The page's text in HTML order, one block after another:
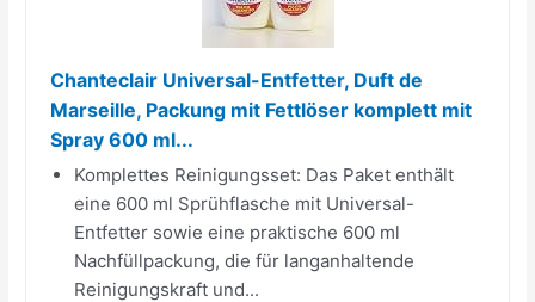
Chanteclair Universal-Entfetter, Duft de
Marseille, Packung mit Fettlöser komplett mit
Spray 600 ml...
Komplettes Reinigungsset: Das Paket enthält
eine 600 ml Sprühflasche mit Universal-
Entfetter sowie eine praktische 600 ml
Nachfüllpackung, die für langanhaltende
Reinigungskraft und...